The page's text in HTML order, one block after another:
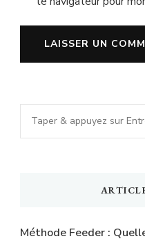
Vous
recherchiez
Méthode Feeder :